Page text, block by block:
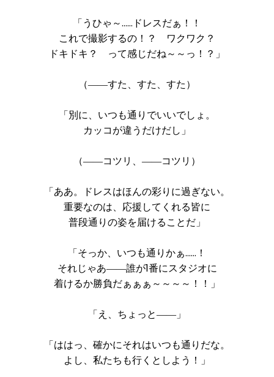
「うひゃ～……ドレスだぁ！！
これで撮影するの！？ ワクワク？
ドキドキ？ って感じだね～～っ！？」
（――すた、すた、すた）
「別に、いつも通りでいいでしょ。
カッコが違うだけだし」
（――コツリ、――コツリ）
「ああ。ドレスはほんの彩りに過ぎない。
重要なのは、応援してくれる皆に
普段通りの姿を届けることだ」
「そっか、いつも通りかぁ……！
それじゃあ――誰が1番にスタジオに
着けるか勝負だぁぁぁ～～～～！！」
「え、ちょっと――」
「ははっ、確かにそれはいつも通りだな。
よし、私たちも行くとしよう！」